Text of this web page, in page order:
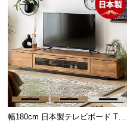
o.,
[クイーン] デンマークデザイ
ン ベッドフレーム 木目調
¥29,999
幅180cm 日本製テレビボード TOT-